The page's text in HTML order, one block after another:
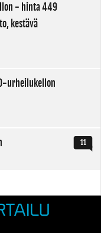
- hinta 449
kestävä
urheilukellon
11